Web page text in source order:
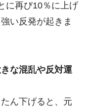
に再び10％に上げ
い反発が起きま
な混乱や反対運
ん下げると、元